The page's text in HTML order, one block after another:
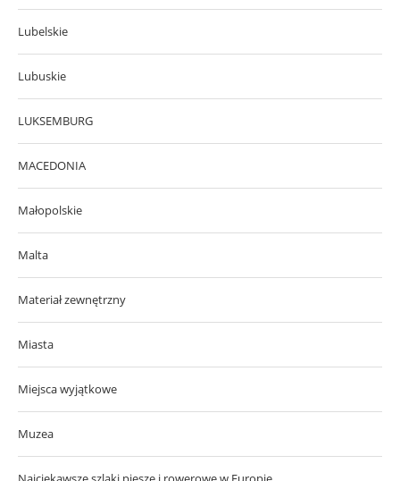
Lubelskie
Lubuskie
LUKSEMBURG
MACEDONIA
Małopolskie
Malta
Materiał zewnętrzny
Miasta
Miejsca wyjątkowe
Muzea